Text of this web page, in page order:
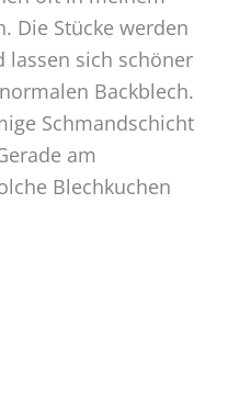
Die Stücke werden
lassen sich schöner
Backblech.
Schmandschicht
am
Blechkuchen